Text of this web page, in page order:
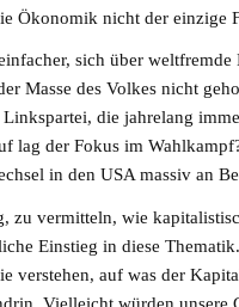
Ökonomik nicht der einzige
sich über
Masse des Volkes nicht
die jahrelang
lag der Fokus im
in den USA massiv an
zu vermitteln, wie
Einstieg in diese
verstehen, auf was der
Vielleicht würden unsere